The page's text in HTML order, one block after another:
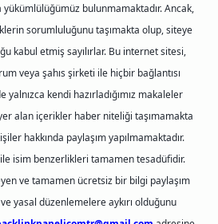
bulunmamaktadır. Ancak,
sorumluluğunu taşımakta olup, siteye
kabul etmiş sayılırlar. Bu internet sitesi,
veya şahıs şirketi ile hiçbir bağlantısı
yalnızca kendi hazırladığımız makaleler
alan içerikler haber niteliği taşımamakta
hakkında paylaşım yapılmamaktadır.
isim benzerlikleri tamamen tesadüfidir.
ve tamamen ücretsiz bir bilgi paylaşım
yasal düzenlemelere aykırı olduğunu